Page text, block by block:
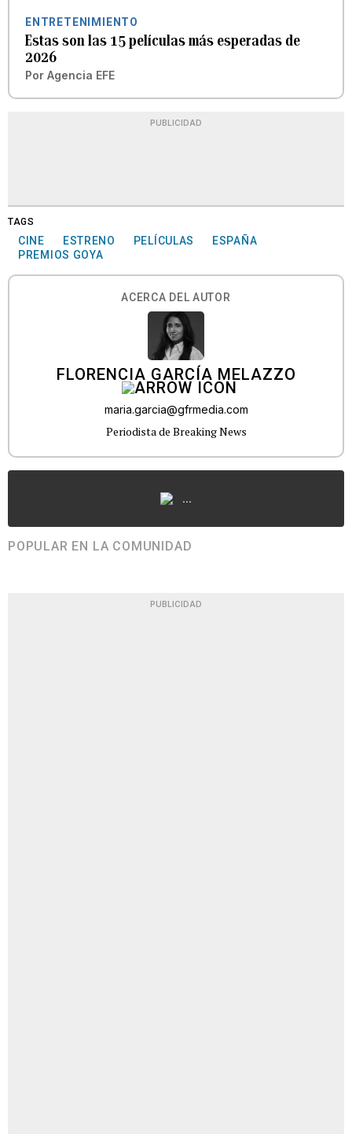
ENTRETENIMIENTO
Estas son las 15 películas más esperadas de
2026
Por Agencia EFE
PUBLICIDAD
TAGS
CINE ESTRENO PELÍCULAS
ESPAÑA
PREMIOS GOYA
ACERCA DEL AUTOR
FLORENCIA GARCÍA MELAZZO
maria.garcia@gfrmedia.com
Periodista de Breaking News
...
POPULAR EN LA COMUNIDAD
PUBLICIDAD